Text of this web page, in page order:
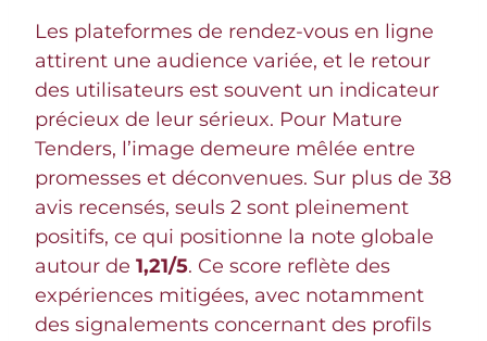
Les plateformes de rendez-vous en ligne
attirent une audience variée, et le retour
des utilisateurs est souvent un indicateur
précieux de leur sérieux. Pour Mature
Tenders, l’image demeure mêlée entre
promesses et déconvenues. Sur plus de 38
avis recensés, seuls 2 sont pleinement
positifs, ce qui positionne la note globale
autour de 1,21/5. Ce score reflète des
expériences mitigées, avec notamment
des signalements concernant des profils